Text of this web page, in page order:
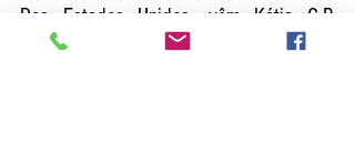
Dos Estados Unidos, vêm Kátia C.P.
Sloan, do Texas Institute for Kidney and